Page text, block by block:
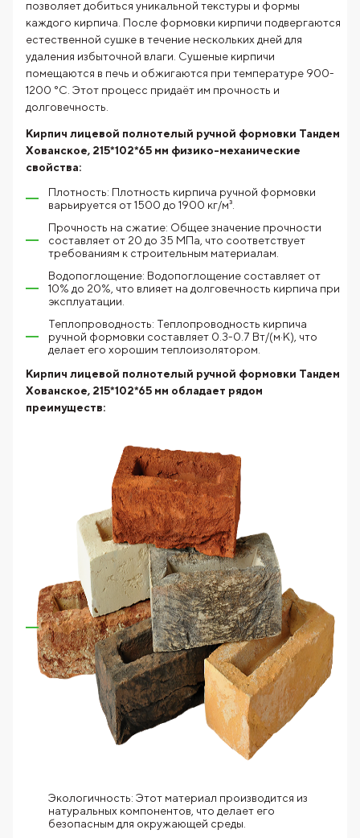
позволяет добиться уникальной текстуры и формы
каждого кирпича. После формовки кирпичи подвергаются
естественной сушке в течение нескольких дней для
удаления избыточной влаги. Сушеные кирпичи
помещаются в печь и обжигаются при температуре 900-
1200 °C. Этот процесс придаёт им прочность и
долговечность.
Кирпич лицевой полнотелый ручной формовки Тандем
Хованское, 215*102*65 мм физико-механические
свойства:
Плотность: Плотность кирпича ручной формовки
варьируется от 1500 до 1900 кг/м³.
Прочность на сжатие: Общее значение прочности
составляет от 20 до 35 МПа, что соответствует
требованиям к строительным материалам.
Водопоглощение: Водопоглощение составляет от
10% до 20%, что влияет на долговечность кирпича при
эксплуатации.
Теплопроводность: Теплопроводность кирпича
ручной формовки составляет 0.3-0.7 Вт/(м·К), что
делает его хорошим теплоизолятором.
Кирпич лицевой полнотелый ручной формовки Тандем
Хованское, 215*102*65 мм обладает рядом
преимуществ:
Экологичность: Этот материал производится из
натуральных компонентов, что делает его
безопасным для окружающей среды.